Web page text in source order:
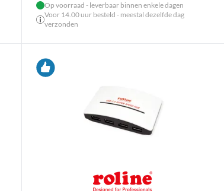
Op voorraad - leverbaar binnen enkele dagen
Voor 14.00 uur besteld - meestal dezelfde dag
verzonden